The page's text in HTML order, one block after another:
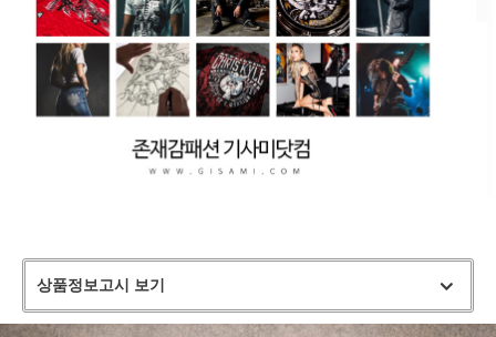
상품정보고시 보기